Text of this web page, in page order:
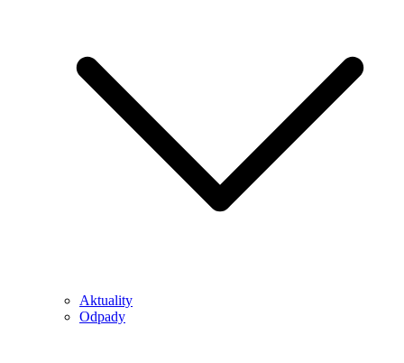
Aktuality
Odpady